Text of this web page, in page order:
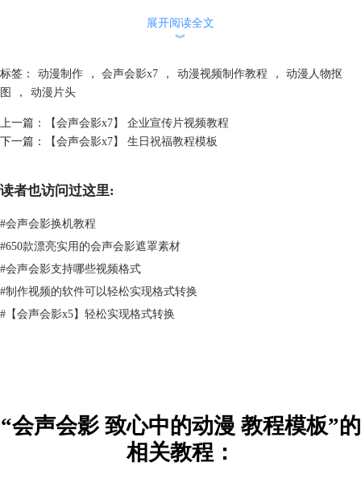
4、随后为两个色块添加会声会影滤镜中的“修剪”，点击“自定义”，在10
帧，2’20、3’05的位置分别插入一个关键帧，第一帧的宽高都为100%，
第二帧，第三帧的宽高分别为“100%、60%”第四帧和最后一帧宽高分别
展开阅读全文
︾
标签： 动漫制作 ， 会声会影x7 ， 动漫视频制作教程 ，
动漫人物抠
图
， 动漫片头
上一篇：
【会声会影x7】 企业宣传片视频教程
下一篇：
【会声会影x7】 生日祝福教程模板
读者也访问过这里:
#会声会影换机教程
#650款漂亮实用的会声会影遮罩素材
#会声会影支持哪些视频格式
#制作视频的软件可以轻松实现格式转换
# 【会声会影x5】轻松实现格式转换
“会声会影 致心中的动漫 教程模板”的
相关教程：